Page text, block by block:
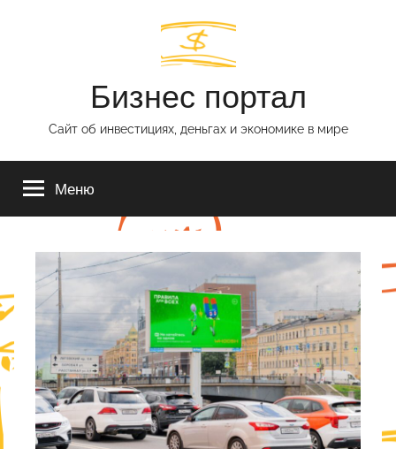
Бизнес портал
Сайт об инвестициях, деньгах и экономике в мире
Меню